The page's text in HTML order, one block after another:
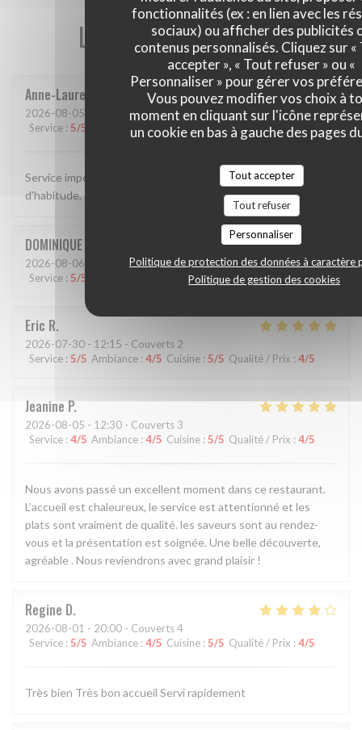
fonctionnalités (ex : en lien avec les
sociaux) ou afficher des publicités
contenus personnalisés. Cliquez sur «
accepter », « Tout refuser » ou «
Personnaliser » pour gérer vos
Vous pouvez modifier vos choix à
moment en cliquant sur l'icône
un cookie en bas à gauche des pages
Tout accepter
Tout refuser
Personnaliser
Politique de protection des données à caractère
Politique de gestion des cookies
Les avis de nos clients
Anne-Laure
2026-08-05 - 12:30 - Couverts 4
Service : 5/5 Ambiance: 5/5 Cuisine: 5/5 Qualité / Prix: 5/5
Service impeccable et chaleureux, plats délicieux...comme
d'habitude, cette adresse est une valeur sûre
DOMINIQUE
2026-08-06 - 12:15 - Couverts 2
Service : 5/5 Cuisine:5/5 Qualité / Prix:5/5
Eric R
2026-07-30 - 12:15 - Couverts 2
Service : 5/5 Ambiance : 4/5 Cuisine : 5/5 Qualité / Prix : 4/5
Jeanine P
2026-08-05 - 12:30 - Couverts 3
Service : 4/5 Ambiance : 4/5 Cuisine : 5/5 Qualité / Prix : 4/5
Nous avons passé un excellent moment dans ce restaurant.
L’accueil est chaleureux, le service est attentionné et les
plats sont vraiment de qualité. les saveurs sont au rendez-
vous et la présentation est soignée. Une belle découverte,
agréable . Nous reviendrons avec grand plaisir !
Regine D
2026-08-01 - 20:00 - Couverts 4
Service : 5/5 Ambiance : 4/5 Cuisine : 5/5 Qualité / Prix : 4/5
Très bien Très bon accueil Servi rapidement